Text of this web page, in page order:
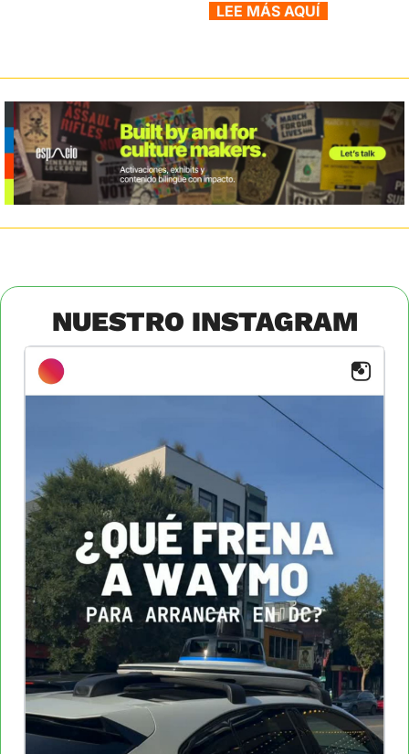
  LEE MÁS AQUÍ
NUESTRO INSTAGRAM